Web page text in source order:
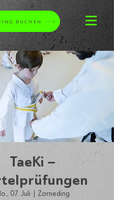
BUCHEN
TaeKi –
07. Juli
  |
Zorneding